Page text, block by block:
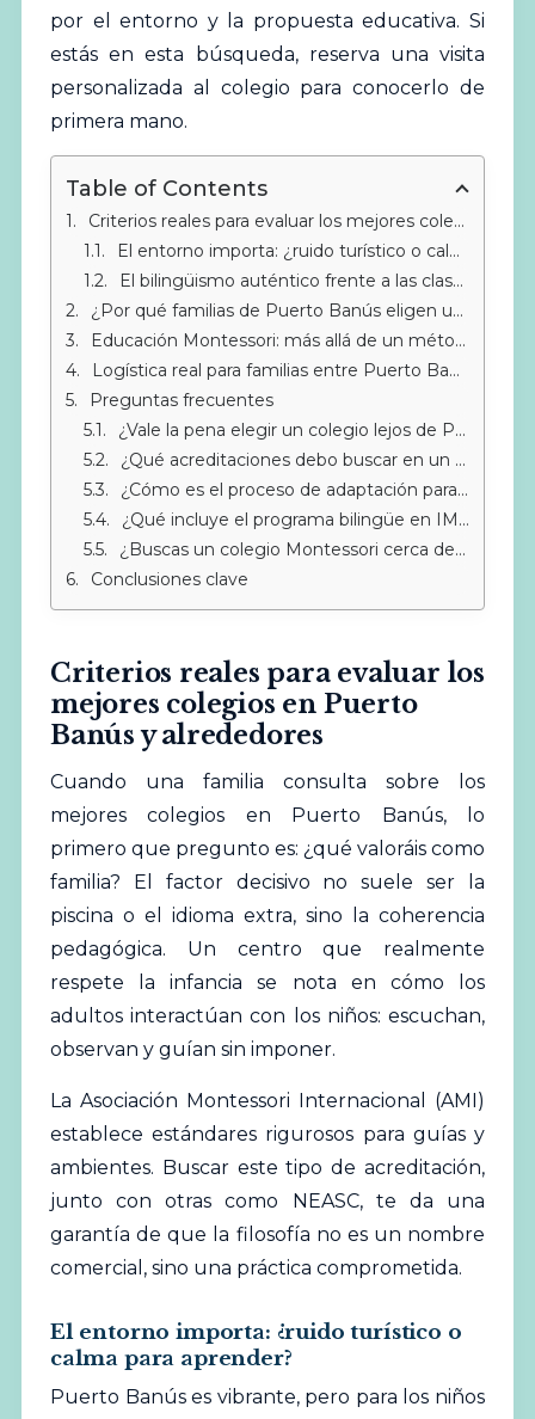
por el entorno y la propuesta educativa. Si
estás en esta búsqueda, reserva una visita
personalizada al colegio para conocerlo de
primera mano.
Table of Contents
Criterios reales para evaluar los mejores colegios en Puerto Banús y alrededores
El entorno importa: ¿ruido turístico o calma para aprender?
El bilingüismo auténtico frente a las clases de idioma
¿Por qué familias de Puerto Banús eligen un colegio internacional en Sotogrande?
Educación Montessori: más allá de un método de moda
Logística real para familias entre Puerto Banús y Sotogrande
Preguntas frecuentes
¿Vale la pena elegir un colegio lejos de Puerto Banús si la filosofía es mejor?
¿Qué acreditaciones debo buscar en un colegio internacional?
¿Cómo es el proceso de adaptación para un niño que viene de otro colegio?
¿Qué incluye el programa bilingüe en IMS?
¿Buscas un colegio Montessori cerca de Sotogrande?
Conclusiones clave
Criterios reales para evaluar los
mejores colegios en Puerto
Banús y alrededores
Cuando una familia consulta sobre los
mejorescolegios en Puerto Banús, lo
primero que pregunto es: ¿qué valoráis como
familia? El factor decisivo no suele ser la
piscina o el idioma extra, sino la coherencia
pedagógica. Un centro que realmente
respete la infancia se nota en cómo los
adultos interactúan con los niños: escuchan,
observan y guían sin imponer.
La Asociación Montessori Internacional (AMI)
establece estándares rigurosos para guías y
ambientes. Buscar este tipo de acreditación,
junto con otras como NEASC, te da una
garantía de que la filosofía no es un nombre
comercial, sino una práctica comprometida.
El entorno importa: ¿ruido turístico o
calma para aprender?
Puerto Banús es vibrante, pero para los niños